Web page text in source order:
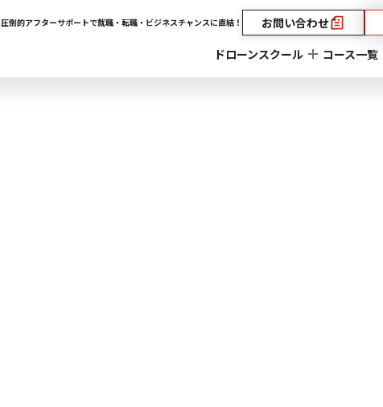
圧倒的アフターサポートで就職・転職・ビジネスチャンスに直結！ お問い合わせ
ドローンスクール
コース一覧